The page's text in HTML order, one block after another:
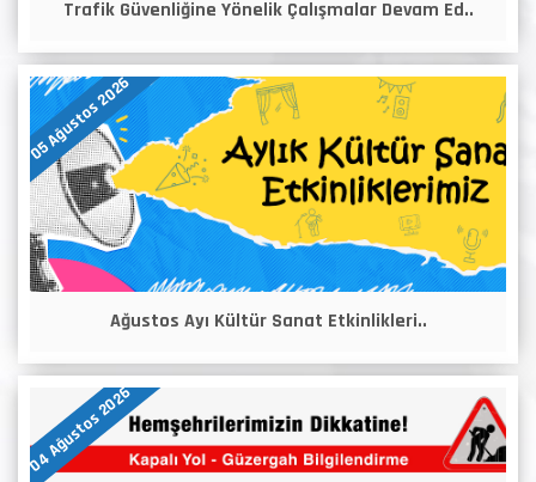
Trafik Güvenliğine Yönelik Çalışmalar Devam Ed..
05 Ağustos 2026
Ağustos Ayı Kültür Sanat Etkinlikleri..
04 Ağustos 2026